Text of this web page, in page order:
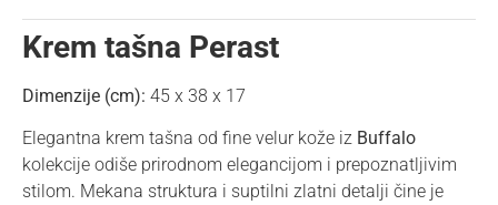
Krem tašna Perast
Dimenzije (cm): 45 x 38 x 17
Elegantna krem tašna od fine velur kože iz Buffalo
kolekcije odiše prirodnom elegancijom i prepoznatljivim
stilom. Mekana struktura i suptilni zlatni detalji čine je